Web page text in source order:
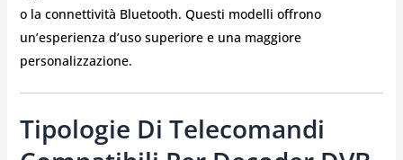
o la connettività Bluetooth. Questi modelli offrono
un’esperienza d’uso superiore e una maggiore
personalizzazione.
Tipologie Di Telecomandi